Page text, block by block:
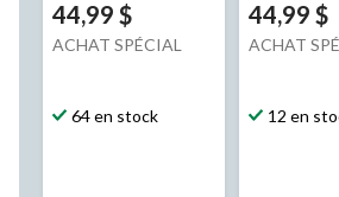
44,99 $
ACHAT SPÉCIAL
64 en stock
44,99 $
ACHAT
12 en